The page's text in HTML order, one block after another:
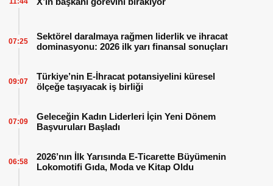
Sektörel daralmaya rağmen liderlik ve ihracat
dominasyonu: 2026 ilk yarı finansal sonuçları
07:25
Türkiye’nin E-İhracat potansiyelini küresel
ölçeğe taşıyacak iş birliği
09:07
Geleceğin Kadın Liderleri İçin Yeni Dönem
Başvuruları Başladı
07:09
2026’nın İlk Yarısında E-Ticarette Büyümenin
Lokomotifi Gıda, Moda ve Kitap Oldu
06:58